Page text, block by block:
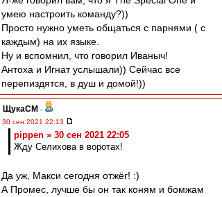
умею настроить команду?))
Просто нужно уметь общаться с парнями ( с
каждым) на их языке.
Ну и вспомнил, что говорил Иваныч!
Антоха и Игнат услышали)) Сейчас все
перепиздятся, в душ и домой!))
ЩукаСМ -
30 сен 2021 22:13
pippen » 30 сен 2021 22:05
Жду Селихова в воротах!
Да уж, Макси сегодня отжёг! :)
А Промес, лучше бы он так коням и бомжам